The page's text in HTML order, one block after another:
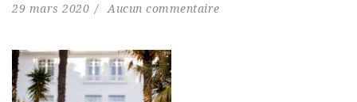
29 mars 2020 Aucun commentaire